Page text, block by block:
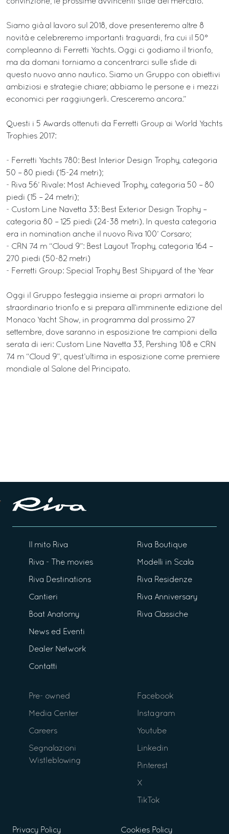
Siamo già al lavoro sul 2018, dove presenteremo altre 8
novità e celebreremo importanti traguardi, fra cui il 50°
compleanno di Ferretti Yachts. Oggi ci godiamo il trionfo,
ma da domani torniamo a concentrarci sulle sfide di
questo nuovo anno nautico. Siamo un Gruppo con obiettivi
ambiziosi e strategie chiare; abbiamo le persone e i mezzi
economici per raggiungerli. Cresceremo ancora.”
Questi i 5 Awards ottenuti da Ferretti Group ai World Yachts
Trophies 2017:
- Ferretti Yachts 780: Best Interior Design Trophy, categoria
50 – 80 piedi (15-24 metri);
- Riva 56’ Rivale: Most Achieved Trophy, categoria 50 – 80
piedi (15 – 24 metri);
- Custom Line Navetta 33: Best Exterior Design Trophy –
categoria 80 – 125 piedi (24-38 metri). In questa categoria
era in nomination anche il nuovo Riva 100’ Corsaro;
- CRN 74 m “Cloud 9”: Best Layout Trophy, categoria 164 –
270 piedi (50-82 metri)
- Ferretti Group: Special Trophy Best Shipyard of the Year
Oggi il Gruppo festeggia insieme ai propri armatori lo
straordinario trionfo e si prepara all’imminente edizione del
Monaco Yacht Show, in programma dal prossimo 27
settembre, dove saranno in esposizione tre campioni della
serata di ieri: Custom Line Navetta 33, Pershing 108 e CRN
74 m “Cloud 9”, quest’ultima in esposizione come premiere
mondiale al Salone del Principato.
Il mito Riva
Riva - The movies
Riva Destinations
Cantieri
Boat Anatomy
News ed Eventi
Dealer Network
Contatti
Riva Boutique
Modelli in Scala
Riva Residenze
Riva Anniversary
Riva Classiche
Pre- owned
Media Center
Careers
Segnalazioni
Wistleblowing
Facebook
Instagram
Youtube
Linkedin
Pinterest
X
TikTok
Privacy Policy Cookies Policy